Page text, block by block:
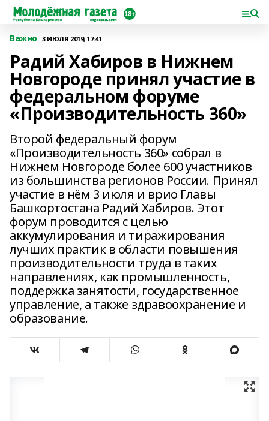
Важно 3 ИЮЛЯ 2019, 17:41
Радий Хабиров в Нижнем
Новгороде принял участие в
федеральном форуме
«Производительность 360»
Второй федеральный форум
«Производительность 360» собрал в
Нижнем Новгороде более 600 участников
из большинства регионов России. Принял
участие в нём 3 июля и врио Главы
Башкортостана Радий Хабиров. Этот
форум проводится с целью
аккумулирования и тиражирования
лучших практик в области повышения
производительности труда в таких
направлениях, как промышленность,
поддержка занятости, государственное
управление, а также здравоохранение и
образование.